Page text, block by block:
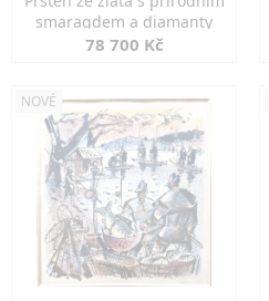
smaragdem a diamanty
78 700 Kč
NOVÉ